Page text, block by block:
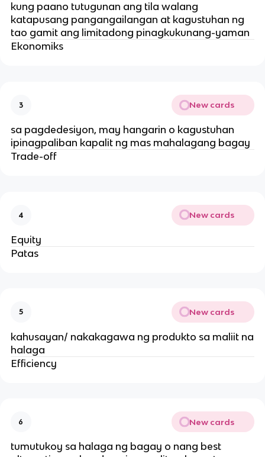
kung paano tutugunan ang tila walang
katapusang pangangailangan at kagustuhan ng
tao gamit ang limitadong pinagkukunang-yaman
Ekonomiks
3 New cards
sa pagdedesiyon, may hangarin o kagustuhan
ipinagpaliban kapalit ng mas mahalagang bagay
Trade-off
4 New cards
Equity
Patas
5 New cards
kahusayan/ nakakagawa ng produkto sa maliit na
halaga
Efficiency
6 New cards
tumutukoy sa halaga ng bagay o nang best